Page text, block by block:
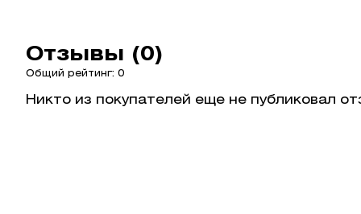
Отзывы (0)
Общий рейтинг: 0
Никто из покупателей еще не публиковал